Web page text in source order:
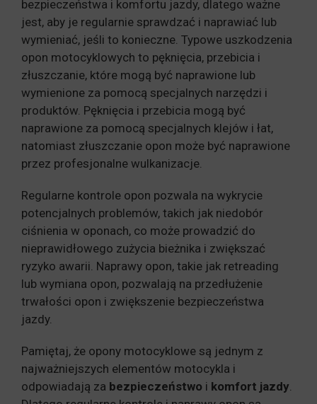
bezpieczeństwa i komfortu jazdy, dlatego ważne
jest, aby je regularnie sprawdzać i naprawiać lub
wymieniać, jeśli to konieczne. Typowe uszkodzenia
opon motocyklowych to pęknięcia, przebicia i
złuszczanie, które mogą być naprawione lub
wymienione za pomocą specjalnych narzędzi i
produktów. Pęknięcia i przebicia mogą być
naprawione za pomocą specjalnych klejów i łat,
natomiast złuszczanie opon może być naprawione
przez profesjonalne wulkanizacje.
Regularne kontrole opon pozwala na wykrycie
potencjalnych problemów, takich jak niedobór
ciśnienia w oponach, co może prowadzić do
nieprawidłowego zużycia bieżnika i zwiększać
ryzyko awarii. Naprawy opon, takie jak retreading
lub wymiana opon, pozwalają na przedłużenie
trwałości opon i zwiększenie bezpieczeństwa
jazdy.
Pamiętaj, że opony motocyklowe są jednym z
najważniejszych elementów motocykla i
odpowiadają za bezpieczeństwo i komfort jazdy